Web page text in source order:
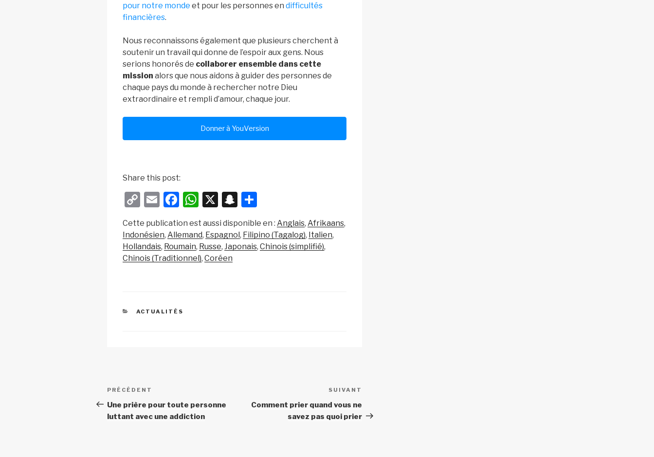
pour notre monde et pour les personnes en difficultés
financières.
Nous reconnaissons également que plusieurs cherchent à
soutenir un travail qui donne de l’espoir aux gens. Nous
serions honorés de collaborer ensemble dans cette
mission alors que nous aidons à guider des personnes de
chaque pays du monde à rechercher notre Dieu
extraordinaire et rempli d’amour, chaque jour.
Donner à YouVersion
Share this post:
C
p
y
Li
E
ail
F
c
e
b
k
W
at
s
A
X
S
a
p
ta
g
Cette publication est aussi disponible en : Anglais Afrikaans
Indonésien Allemand Espagnol Filipino (Tagalog) Italien
Hollandais Roumain Russe Japonais Chinois (simplifié)
Chinois (Traditionnel) Coréen
CATÉGORIES
ACTUALITÉS
Navigation
de
l’article
Article
précédent
PRÉCÉDENT
Une prière pour toute personne
luttant avec une addiction
SUIVANT
Comment prier quand vous ne
savez pas quoi prier